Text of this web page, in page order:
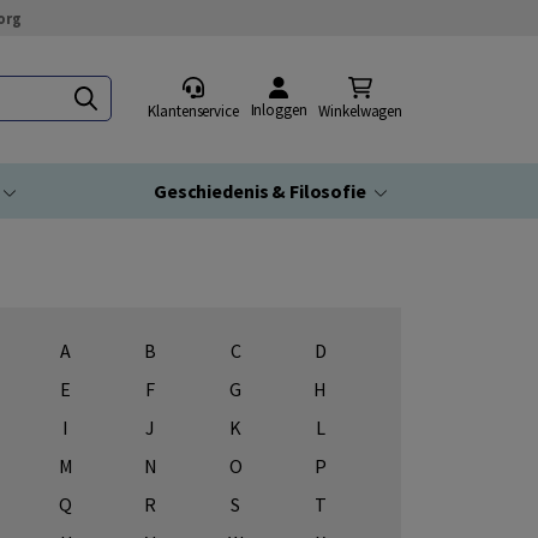
Klantenservice Inloggen Winkelwagen
Geschiedenis & Filosofie
A B C
D
E
F G
H
I
J K
L
M
N O
P
Q
R S
T